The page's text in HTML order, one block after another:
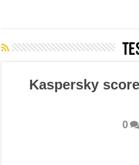
Kaspersky
0